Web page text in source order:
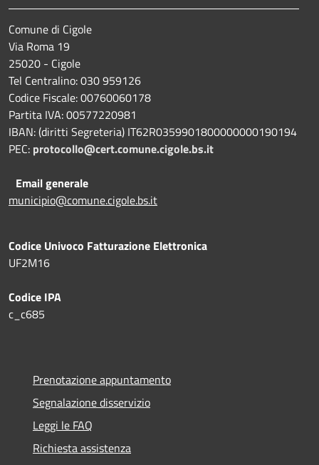
Comune di Cigole
Via Roma 19
25020 - Cigole
Tel Centralino: 030 959126
Codice Fiscale: 00760060178
Partita IVA: 00577220981
IBAN: (diritti Segreteria) IT62R0359901800000000190194
PEC: protocollo@cert.comune.cigole.bs.it
Email generale
municipio@comune.cigole.bs.it
Codice Univoco Fatturazione Elettronica
UF2M16
Codice IPA
c_c685
Prenotazione appuntamento
Segnalazione disservizio
Leggi le FAQ
Richiesta assistenza